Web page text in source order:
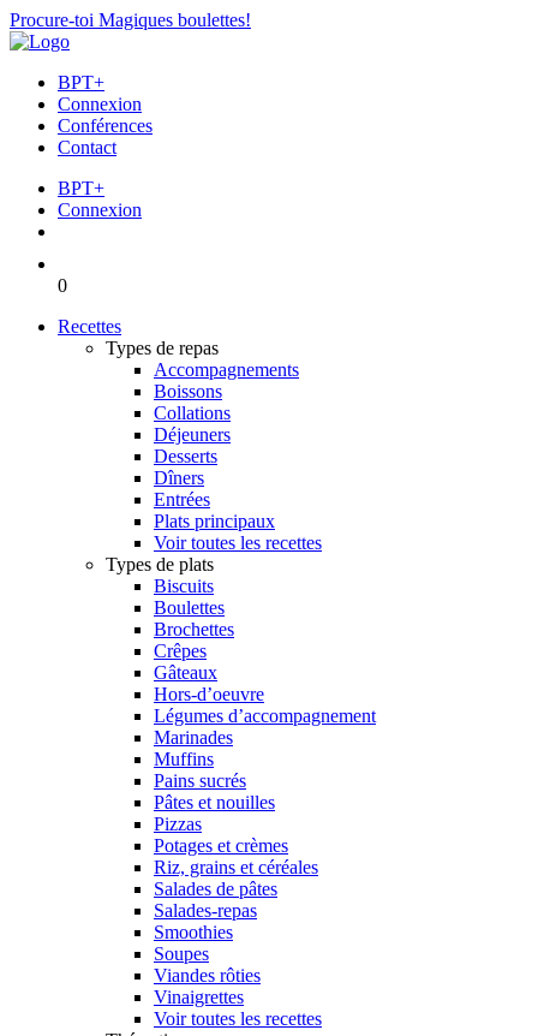
Procure-toi Magiques boulettes!
BPT+
Connexion
Conférences
Contact
BPT+
Connexion
0
Recettes
Types de repas
Accompagnements
Boissons
Collations
Déjeuners
Desserts
Dîners
Entrées
Plats principaux
Voir toutes les recettes
Types de plats
Biscuits
Boulettes
Brochettes
Crêpes
Gâteaux
Hors-d’oeuvre
Légumes d’accompagnement
Marinades
Muffins
Pains sucrés
Pâtes et nouilles
Pizzas
Potages et crèmes
Riz, grains et céréales
Salades de pâtes
Salades-repas
Smoothies
Soupes
Viandes rôties
Vinaigrettes
Voir toutes les recettes